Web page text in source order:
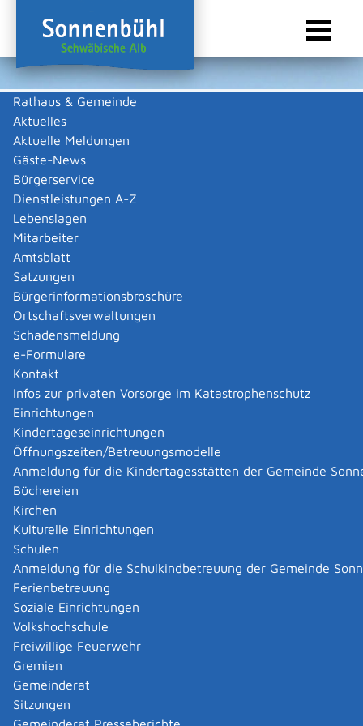
Rathaus & Gemeinde
Aktuelles
Aktuelle Meldungen
Gäste-News
Bürgerservice
Dienstleistungen A-Z
Lebenslagen
Mitarbeiter
Amtsblatt
Satzungen
Bürgerinformationsbroschüre
Ortschaftsverwaltungen
Schadensmeldung
e-Formulare
Kontakt
Infos zur privaten Vorsorge im Katastrophenschutz
Einrichtungen
Kindertageseinrichtungen
Öffnungszeiten/Betreuungsmodelle
Anmeldung für die Kindertagesstätten der Gemeinde
Büchereien
Kirchen
Kulturelle Einrichtungen
Schulen
Anmeldung für die Schulkindbetreuung der Gemeinde
Ferienbetreuung
Soziale Einrichtungen
Volkshochschule
Freiwillige Feuerwehr
Gremien
Gemeinderat
Sitzungen
Sie sind hier:
Gewerbeliste
Keine Daten vorhanden
Zurück zur Suche
Zurück zur Suche
||